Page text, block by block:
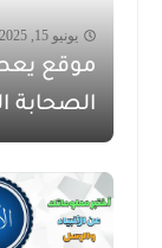
يونيو 15, 2025
موقع
الصحابة